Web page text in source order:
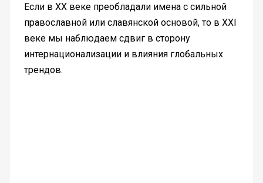
Если в XX веке преобладали имена с сильной
православной или славянской основой, то в XXI
веке мы наблюдаем сдвиг в сторону
интернационализации и влияния глобальных
трендов.